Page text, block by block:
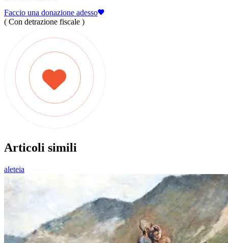
Faccio una donazione adesso
( Con detrazione fiscale )
Articoli simili
aleteia